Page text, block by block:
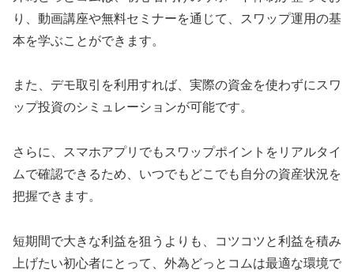
り、動画講座や無料セミナーを通じて、スワップ運用の基
本を学ぶことができます。
また、デモ取引を利用すれば、実際の資金を使わずにスワ
ップ投資のシミュレーションが可能です。
さらに、スマホアプリでもスワップポイントをリアルタイ
ムで確認できるため、いつでもどこでも自分の資産状況を
把握できます。
短期間で大きな利益を狙うよりも、コツコツと利益を積み
上げたい初心者にとって、外為どっとコムは最適な環境で